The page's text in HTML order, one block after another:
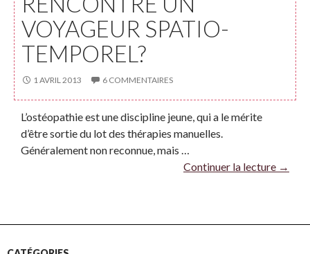
VOYAGEUR SPATIO-
TEMPOREL?
1 AVRIL 2013 6 COMMENTAIRES
L’ostéopathie est une discipline jeune, qui a le mérite
d’être sortie du lot des thérapies manuelles.
Généralement non reconnue, mais …
Continuer la lecture →